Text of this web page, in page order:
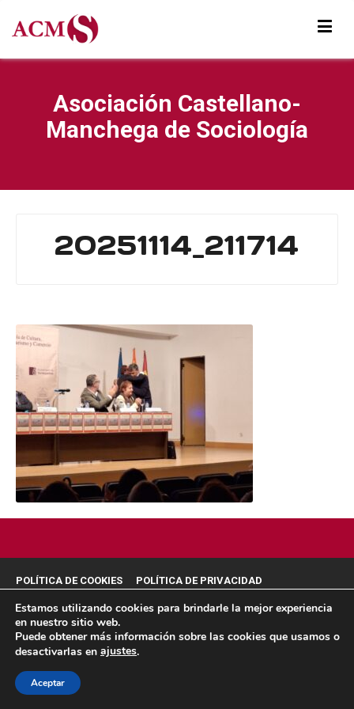
Asociación Castellano-
Manchega de Sociología
20251114_211714
POLÍTICA DE COOKIES POLÍTICA DE PRIVACIDAD
© 2026 ACMS.
Estamos utilizando cookies para brindarle la mejor experiencia
en nuestro sitio web.
Puede obtener más información sobre las cookies que usamos o
desactivarlas en ajustes.
Aceptar